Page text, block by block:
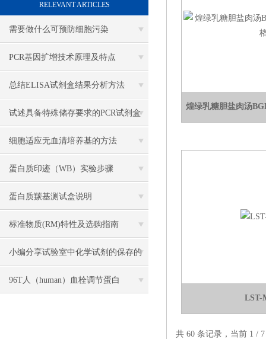
RELEVANT ARTICLES
需要做什么可预防细胞污染
PCR基因扩增技术原理及特点
总结ELISA试剂盒结果分析方法
试述具备特殊储存要求的PCR试剂盒
类别
细胞适应无血清培养基的方法
蛋白质印迹（WB）实验步骤
蛋白质羰基测试盒说明
标准物质​(RM)特性及选购指南
小编分享试验室中化学试剂的保存的
方法
96T人（human）血栓调节蛋白
煌绿乳糖胆盐肉汤
LST-
共 60 条记录，当前 1